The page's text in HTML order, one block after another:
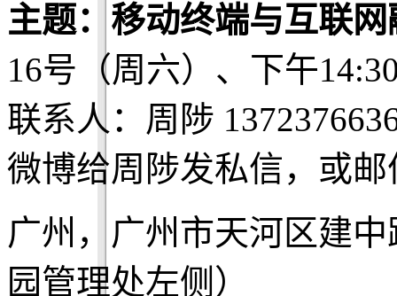
主题：移动终端与互联网
16号（周六）、下午
联系人：周陟
微博给周陟发私信，或邮
广州，广州市天河区建
园管理处左侧）